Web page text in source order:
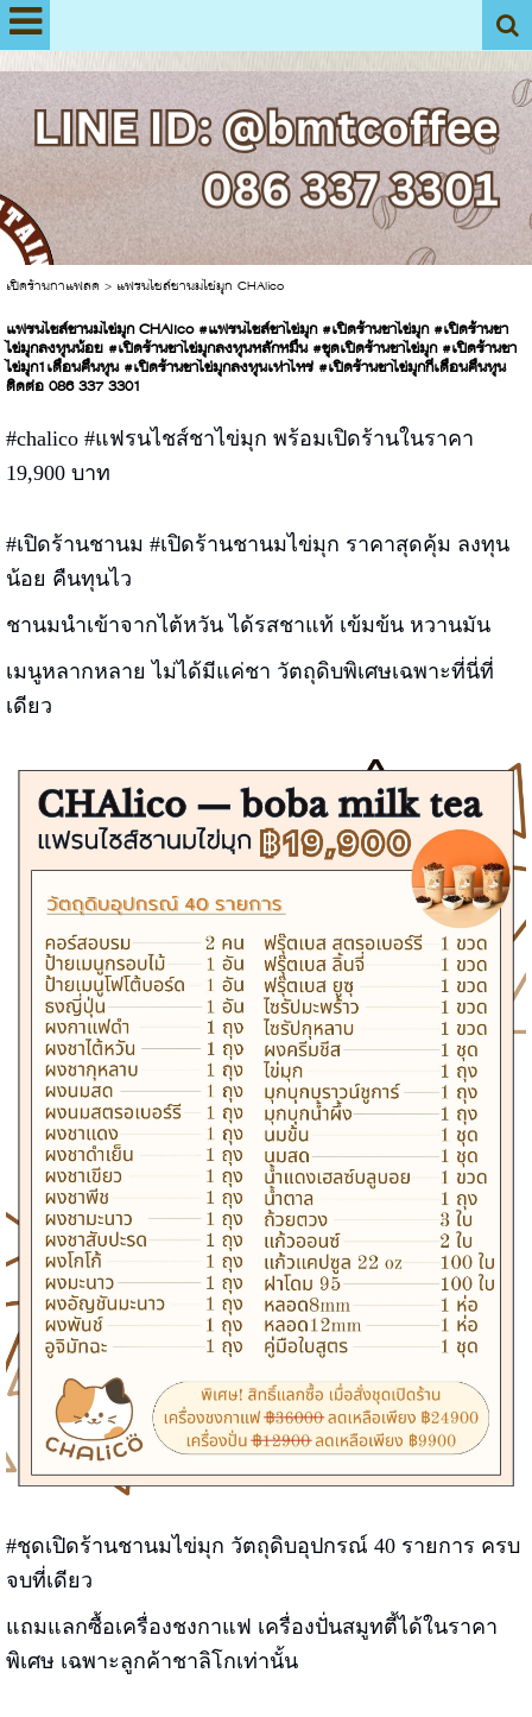
เปิดร้านกาแฟสด > แฟรนไชส์ชานมไข่มุก CHAlico
แฟรนไชส์ชานมไข่มุก CHAlico #แฟรนไชส์ชาไข่มุก #เปิดร้านชาไข่มุก #เปิดร้านชา
ไข่มุกลงทุนน้อย #เปิดร้านชาไข่มุกลงทุนหลักหมื่น #ชุดเปิดร้านชาไข่มุก #เปิดร้านชา
ไข่มุก1เดือนคืนทุน #เปิดร้านชาไข่มุกลงทุนเท่าไหร่ #เปิดร้านชาไข่มุกกี่เดือนคืนทุน
ติดต่อ 086 337 3301
#chalico #แฟรนไชส์ชาไข่มุก พร้อมเปิดร้านในราคา
19,900 บาท
#เปิดร้านชานม #เปิดร้านชานมไข่มุก ราคาสุดคุ้ม ลงทุน
น้อย คืนทุนไว
ชานมนำเข้าจากไต้หวัน ได้รสชาแท้ เข้มข้น หวานมัน
เมนูหลากหลาย ไม่ได้มีแค่ชา วัตถุดิบพิเศษเฉพาะที่นี่ที่
เดียว
#ชุดเปิดร้านชานมไข่มุก วัตถุดิบอุปกรณ์ 40 รายการ ครบ
จบที่เดียว
แถมแลกซื้อเครื่องชงกาแฟ เครื่องปั่นสมูทตี้ได้ในราคา
พิเศษ เฉพาะลูกค้าชาลิโกเท่านั้น